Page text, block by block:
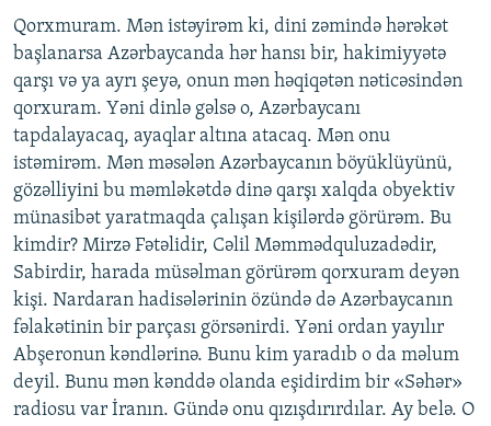
Qorxmuram. Mən istəyirəm ki, dini zəmində hərəkət
başlanarsa Azərbaycanda hər hansı bir, hakimiyyətə
qarşı və ya ayrı şeyə, onun mən həqiqətən nəticəsindən
qorxuram. Yəni dinlə gəlsə o, Azərbaycanı
tapdalayacaq, ayaqlar altına atacaq. Mən onu
istəmirəm. Mən məsələn Azərbaycanın böyüklüyünü,
gözəlliyini bu məmləkətdə dinə qarşı xalqda obyektiv
münasibət yaratmaqda çalışan kişilərdə görürəm. Bu
kimdir? Mirzə Fətəlidir, Cəlil Məmmədquluzadədir,
Sabirdir, harada müsəlman görürəm qorxuram deyən
kişi. Nardaran hadisələrinin özündə də Azərbaycanın
fəlakətinin bir parçası görsənirdi. Yəni ordan yayılır
Abşeronun kəndlərinə. Bunu kim yaradıb o da məlum
deyil. Bunu mən kənddə olanda eşidirdim bir «Səhər»
radiosu var İranın. Gündə onu qızışdırırdılar. Ay belə. O